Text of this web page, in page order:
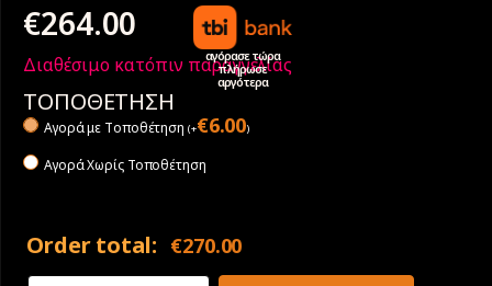
€264.00
αγόρασε τώρα
πλήρωσε
αργότερα
Διαθέσιμο κατόπιν παραγγελίας
ΤΟΠΟΘΕΤΗΣΗ
Αγορά με Tοποθέτηση (+€6.00)
Αγορά Χωρίς Τοποθέτηση
Order total: €270.00